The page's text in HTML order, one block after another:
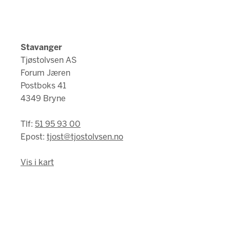
Stavanger
Tjøstolvsen AS
Forum Jæren
Postboks 41
4349 Bryne
Tlf: 51 95 93 00
Epost: tjost@tjostolvsen.no
Vis i kart